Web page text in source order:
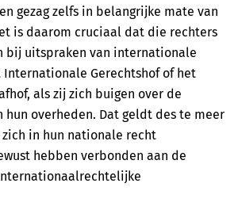
gezag zelfs in belangrijke mate van
is daarom cruciaal dat die rechters
bij uitspraken van internationale
Internationale Gerechtshof of het
als zij zich buigen over de
overheden. Dat geldt des te meer
in hun nationale recht
hebben verbonden aan de